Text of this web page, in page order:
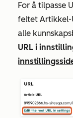
For å tilpasse
feltet Artikkel-
alle
URL i